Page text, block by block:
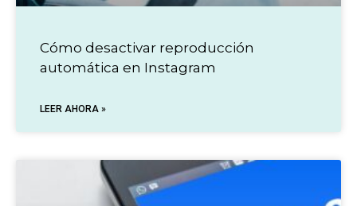
Cómo desactivar reproducción
automática en Instagram
LEER AHORA »